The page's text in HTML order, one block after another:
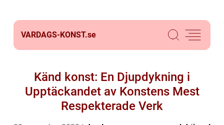
VARDAGS-KONST.se
Känd konst: En Djupdykning i
Upptäckandet av Konstens Mest
Respekterade Verk